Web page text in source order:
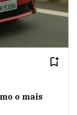
o mais